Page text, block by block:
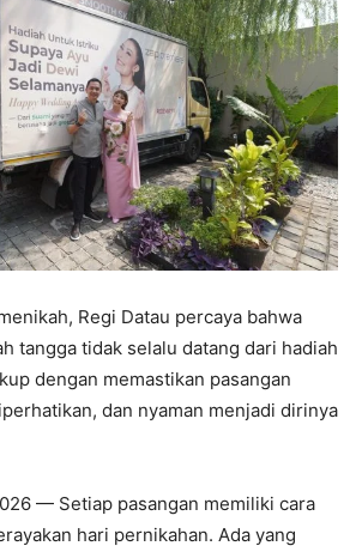
Regi Datau percaya bahwa
tangga tidak selalu datang dari hadiah
dengan memastikan pasangan
dan nyaman menjadi dirinya
— Setiap pasangan memiliki cara
hari pernikahan. Ada yang